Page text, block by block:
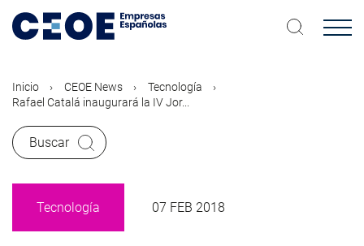
contenido
Inicio CEOE News
Tecnología
Rafael Catalá inaugurará la IV Jor...
Buscar
Tecnología 07 FEB 2018